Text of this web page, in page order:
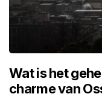
Wat is het
charme van